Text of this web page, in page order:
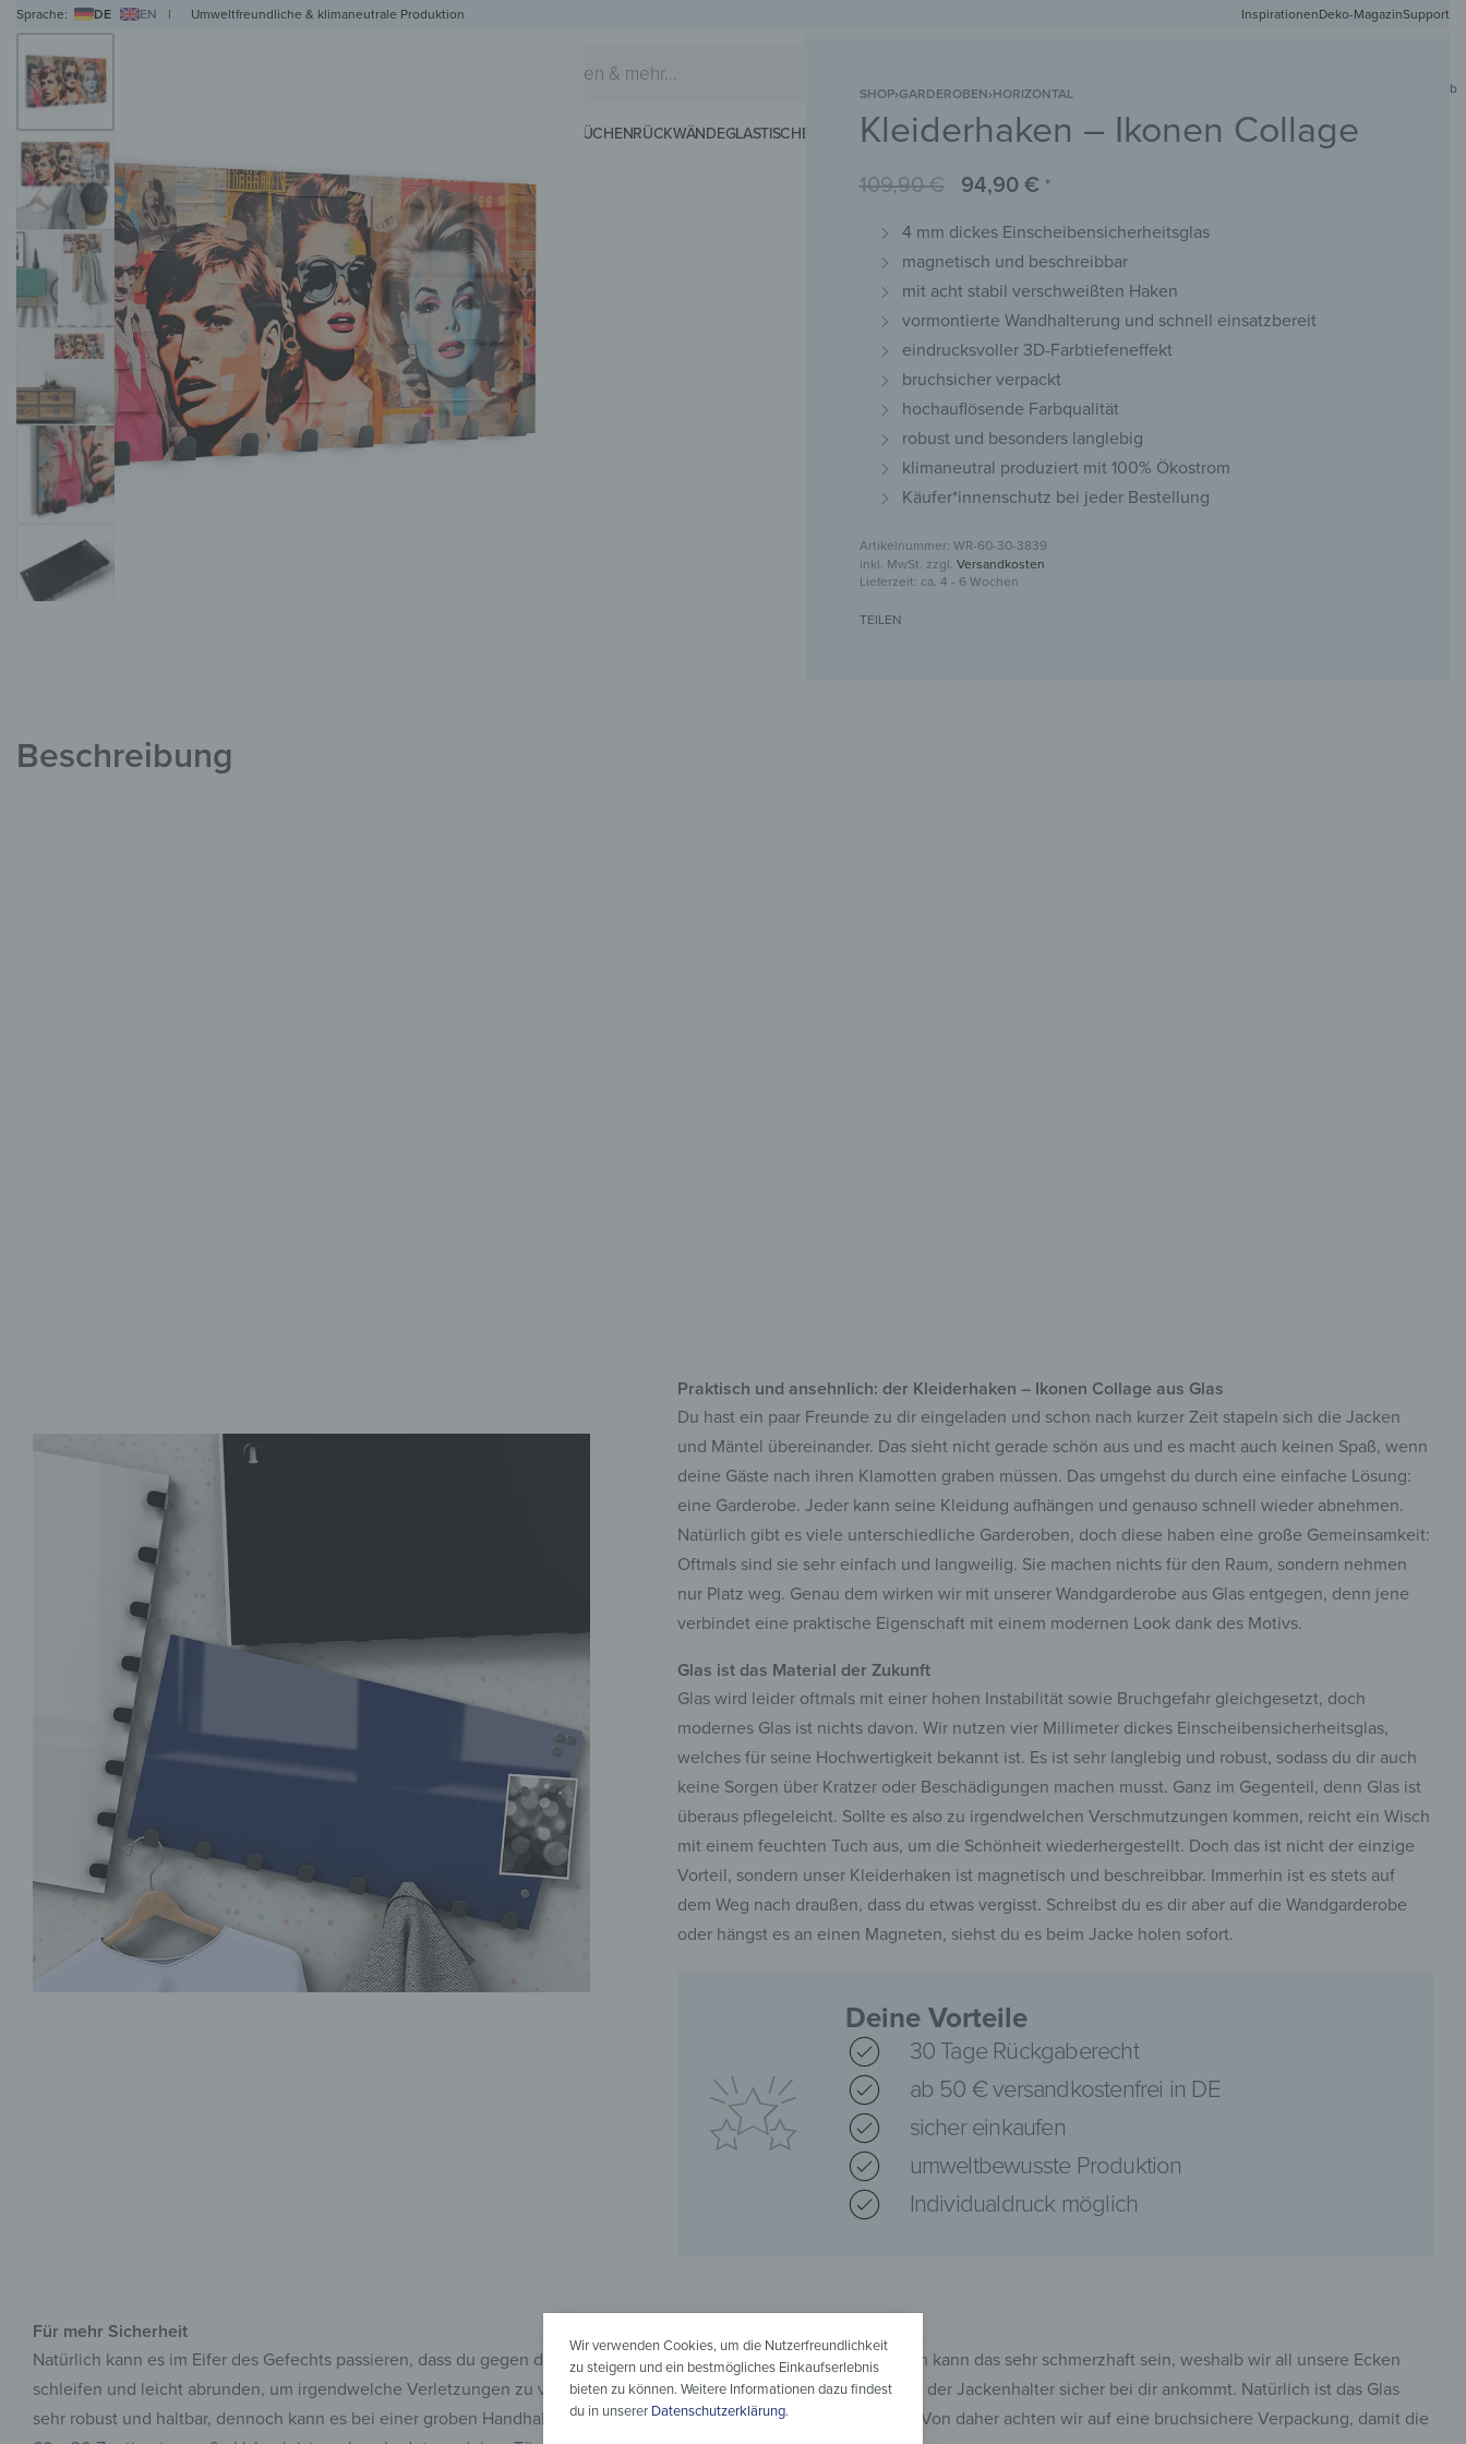
Sprache: DE EN | Umweltfreundliche & klimaneutrale Produktion InspirationenDeko-MagazinSupport
Warenkorb
WANDBILDERWANDUHREN KÜCHENRÜCKWÄNDEGLASTISCHE SCHNEIDEBRETTERMAGNETMATTENSCHLÜSSELBRETTERKREIDETAFELNWANDSPIEGEL
SHOP›GARDEROBEN›HORIZONTAL
Kleiderhaken – Ikonen Collage
109,90€ 94,90 € *
4 mm dickes Einscheibensicherheitsglas
magnetisch und beschreibbar
mit acht stabil verschweißten Haken
vormontierte Wandhalterung und schnell einsatzbereit
eindrucksvoller 3D-Farbtiefeneffekt
bruchsicher verpackt
hochauflösende Farbqualität
robust und besonders langlebig
klimaneutral produziert mit 100% Ökostrom
Käufer*innenschutz bei jeder Bestellung
WR-60-30-3839
inkl. MwSt. zzgl. Versandkosten
Lieferzeit: ca. 4 - 6 Wochen
TEILEN
Beschreibung
Praktisch und ansehnlich: der Kleiderhaken – Ikonen Collage aus Glas
Du hast ein paar Freunde zu dir eingeladen und schon nach kurzer Zeit stapeln sich die Jacken
und Mäntel übereinander. Das sieht nicht gerade schön aus und es macht auch keinen Spaß, wenn
deine Gäste nach ihren Klamotten graben müssen. Das umgehst du durch eine einfache Lösung:
eine Garderobe. Jeder kann seine Kleidung aufhängen und genauso schnell wieder abnehmen.
Natürlich gibt es viele unterschiedliche Garderoben, doch diese haben eine große Gemeinsamkeit:
Oftmals sind sie sehr einfach und langweilig. Sie machen nichts für den Raum, sondern nehmen
nur Platz weg. Genau dem wirken wir mit unserer Wandgarderobe aus Glas entgegen, denn jene
verbindet eine praktische Eigenschaft mit einem modernen Look dank des Motivs.
Glas ist das Material der Zukunft
Glas wird leider oftmals mit einer hohen Instabilität sowie Bruchgefahr gleichgesetzt, doch
modernes Glas ist nichts davon. Wir nutzen vier Millimeter dickes Einscheibensicherheitsglas,
welches für seine Hochwertigkeit bekannt ist. Es ist sehr langlebig und robust, sodass du dir auch
keine Sorgen über Kratzer oder Beschädigungen machen musst. Ganz im Gegenteil, denn Glas ist
überaus pflegeleicht. Sollte es also zu irgendwelchen Verschmutzungen kommen, reicht ein Wisch
mit einem feuchten Tuch aus, um die Schönheit wiederhergestellt. Doch das ist nicht der einzige
Vorteil, sondern unser Kleiderhaken ist magnetisch und beschreibbar. Immerhin ist es stets auf
dem Weg nach draußen, dass du etwas vergisst. Schreibst du es dir aber auf die Wandgarderobe
oder hängst es an einen Magneten, siehst du es beim Jacke holen sofort.
Deine Vorteile
30 Tage Rückgaberecht
ab 50 € versandkostenfrei in DE
sicher einkaufen
umweltbewusste Produktion
Individualdruck möglich
Für mehr Sicherheit
Natürlich kann es im Eifer des Gefechts passieren, dass du gegen die Ecken der Garderobe stößt. Bei scharfen Kanten kann das sehr schmerzhaft sein, weshalb wir all unsere Ecken
schleifen und leicht abrunden, um irgendwelche Verletzungen zu vermeiden. Gleichermaßen achten wir darauf, dass der Jackenhalter sicher bei dir ankommt. Natürlich ist das Glas
sehr robust und haltbar, dennoch kann es bei einer groben Handhabung der Post dazu kommen, dass es beschädigt. Von daher achten wir auf eine bruchsichere Verpackung, damit die
pinterest
Wir verwenden Cookies, um die Nutzerfreundlichkeit
zu steigern und ein bestmögliches Einkaufserlebnis
bieten zu können. Weitere Informationen dazu findest
du in unserer Datenschutzerklärung.